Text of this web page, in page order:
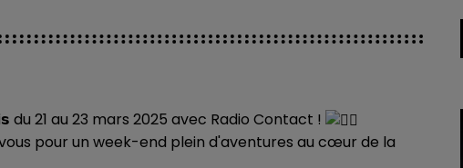
du 21 au 23 mars 2025 avec Radio Contact !
pour un week-end plein d'aventures au cœur de la